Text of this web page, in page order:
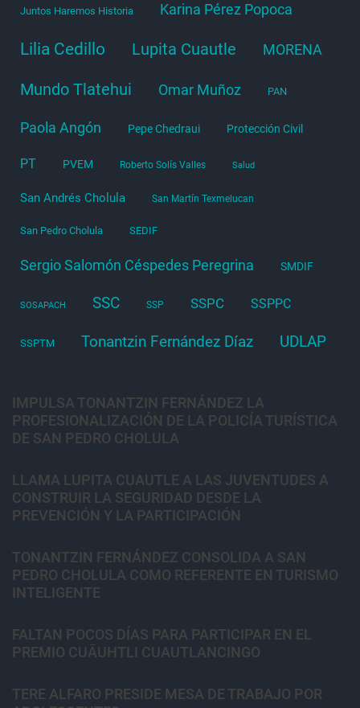
Juntos Haremos Historia Karina Pérez Popoca
Lilia Cedillo Lupita Cuautle MORENA
Mundo Tlatehui Omar Muñoz PAN
Paola Angón Pepe Chedraui Protección Civil
PT PVEM Roberto Solís Valles Salud
San Andrés Cholula San Martín Texmelucan
San Pedro Cholula SEDIF
Sergio Salomón Céspedes Peregrina SMDIF
SOSAPACH SSC SSP SSPC SSPPC
SSPTM Tonantzin Fernández Díaz UDLAP
IMPULSA TONANTZIN FERNÁNDEZ LA
PROFESIONALIZACIÓN DE LA POLICÍA TURÍSTICA
DE SAN PEDRO CHOLULA
LLAMA LUPITA CUAUTLE A LAS JUVENTUDES A
CONSTRUIR LA SEGURIDAD DESDE LA
PREVENCIÓN Y LA PARTICIPACIÓN
TONANTZIN FERNÁNDEZ CONSOLIDA A SAN
PEDRO CHOLULA COMO REFERENTE EN TURISMO
INTELIGENTE
FALTAN POCOS DÍAS PARA PARTICIPAR EN EL
PREMIO CUĀUHTLI CUAUTLANCINGO
TERE ALFARO PRESIDE MESA DE TRABAJO POR